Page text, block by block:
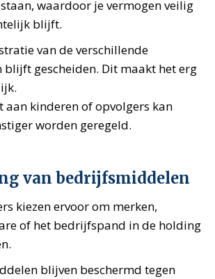
waardoor je vermogen veilig
blijft.
van de verschillende
blijft gescheiden. Dit maakt het erg
aan kinderen of opvolgers kan
worden geregeld.
van bedrijfsmiddelen
kiezen ervoor om merken,
of het bedrijfspand in de holding
blijven beschermd tegen